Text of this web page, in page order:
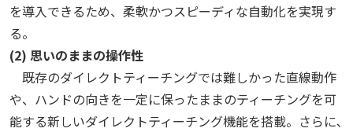
を導入できるため、柔軟かつスピーディな自動化を実現す
る。
(2) 思いのままの操作性
既存のダイレクトティーチングでは難しかった直線動作
や、ハンドの向きを一定に保ったままのティーチングを可
能する新しいダイレクトティーチング機能を搭載。さらに､